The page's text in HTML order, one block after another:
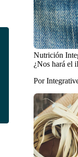
Nutrición
¿Nos hará el
Por